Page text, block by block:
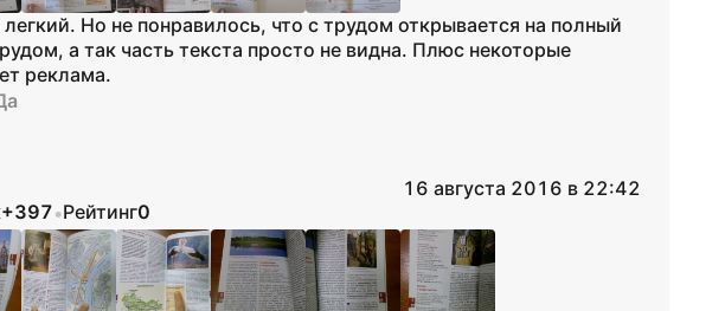
Но не понравилось, что с трудом открывается на полный
а так часть текста просто не видна. Плюс некоторые
реклама.
16 августа 2016 в 22:42
+397•Рейтинг0